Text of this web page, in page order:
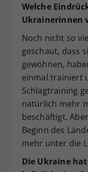
Welche
Ukrainerinnen
Noch nicht so
geschaut, dass
gewöhnen,
einmal trainiert
Schlagtraining
natürlich mehr
beschäftigt.
Beginn des
mehr unter die
Die Ukraine